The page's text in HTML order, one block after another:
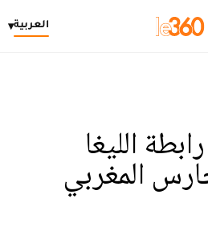
العربية▾
الليغا
المغربي